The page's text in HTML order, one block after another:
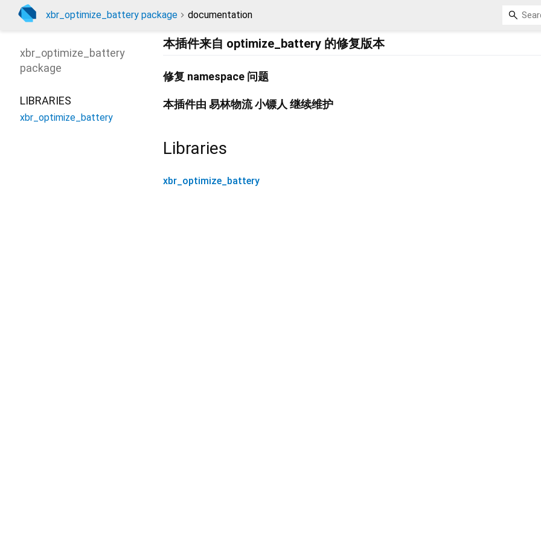
xbr_optimize_battery package documentation
本插件来自 optimize_battery 的修复版本
修复 namespace 问题
本插件由 易林物流 小镖人 继续维护
Libraries
xbr_optimize_battery
xbr_optimize_battery
package
LIBRARIES
xbr_optimize_battery